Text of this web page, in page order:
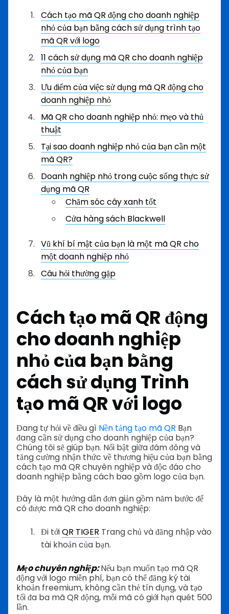
Cách tạo mã QR động cho doanh nghiệp
nhỏ của bạn bằng cách sử dụng trình tạo
mã QR với logo
11 cách sử dụng mã QR cho doanh nghiệp
nhỏ của bạn
Ưu điểm của việc sử dụng mã QR động cho
doanh nghiệp nhỏ
Mã QR cho doanh nghiệp nhỏ: mẹo và thủ
thuật
Tại sao doanh nghiệp nhỏ của bạn cần một
mã QR?
Doanh nghiệp nhỏ trong cuộc sống thực sử
dụng mã QR
Chăm sóc cây xanh tốt
Cửa hàng sách Blackwell
Vũ khí bí mật của bạn là một mã QR cho
một doanh nghiệp nhỏ
Câu hỏi thường gặp
Cách tạo mã QR động
cho doanh nghiệp
nhỏ của bạn bằng
cách sử dụng Trình
tạo mã QR với logo
Đang tự hỏi về điều gì Nền tảng tạo mã QR Bạn
đang cần sử dụng cho doanh nghiệp của bạn?
Chúng tôi sẽ giúp bạn. Nổi bật giữa đám đông và
tăng cường nhận thức về thương hiệu của bạn bằng
cách tạo mã QR chuyên nghiệp và độc đáo cho
doanh nghiệp bằng cách bao gồm logo của bạn.
Đây là một hướng dẫn đơn giản gồm năm bước để
có được mã QR cho doanh nghiệp:
Đi tớiQR TIGER Trang chủ và đăng nhập vào
tài khoản của bạn.
Mẹo chuyên nghiệp:Nếu bạn muốn tạo mã QR
động với logo miễn phí, bạn có thể đăng ký tài
khoản freemium, không cần thẻ tín dụng, và tạo
tối đa ba mã QR động, mỗi mã có giới hạn quét 500
lần.